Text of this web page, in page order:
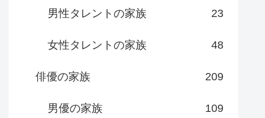
男性タレントの家族 23
女性タレントの家族 48
俳優の家族 209
男優の家族 109